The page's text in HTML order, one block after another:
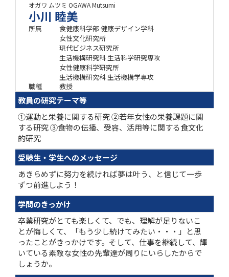
オガワ ムツミ OGAWA Mutsumi
小川 睦美
所属
食健康科学部 健康デザイン学科
女性文化研究所
現代ビジネス研究所
生活機構研究科 生活科学研究専攻
女性健康科学研究所
生活機構研究科 生活機構学専攻
職種
教授
教員の研究テーマ等
①運動と栄養に関する研究 ②若年女性の栄養課題に関
する研究 ③食物の伝播、受容、活用等に関する食文化
的研究
受験生・学生へのメッセージ
あきらめずに努力を続ければ夢は叶う、と信じて一歩
ずつ前進しよう！
学問のきっかけ
卒業研究がとても楽しくて、でも、理解が足りないこ
とが悔しくて、「もう少し続けてみたい・・・」と思
ったことがきっかけです。そして、仕事を継続して、輝
いている素敵な女性の先輩達が周りにいらしたからで
しょうか。